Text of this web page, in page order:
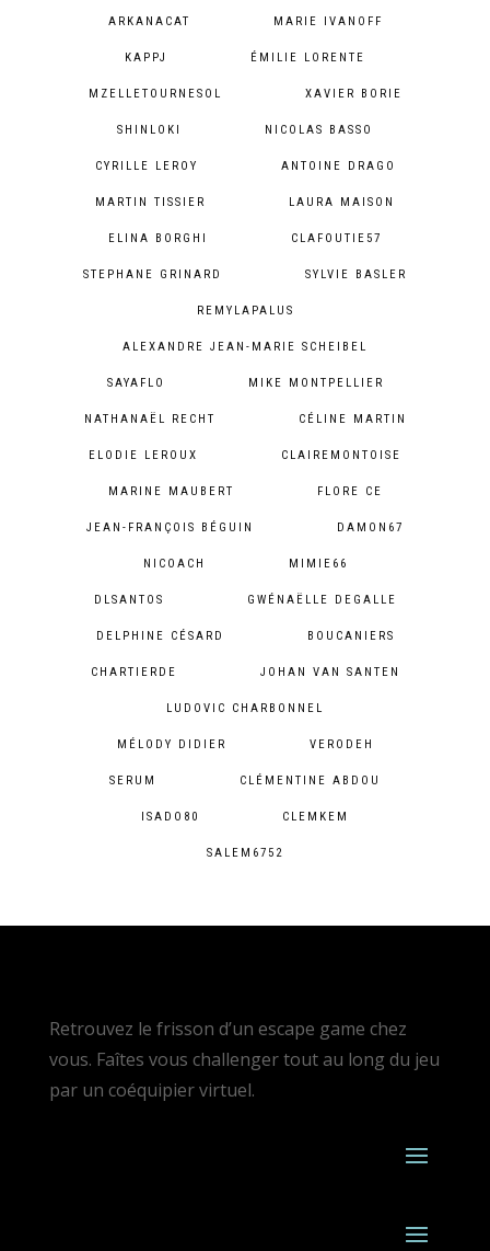
ARKANACAT MARIE IVANOFF
KAPPJ ÉMILIE LORENTE
MZELLETOURNESOL XAVIER BORIE
SHINLOKI NICOLAS BASSO
CYRILLE LEROY ANTOINE DRAGO
MARTIN TISSIER LAURA MAISON
ELINA BORGHI CLAFOUTIE57
STEPHANE GRINARD SYLVIE BASLER
REMYLAPALUS
ALEXANDRE JEAN-MARIE SCHEIBEL
SAYAFLO MIKE MONTPELLIER
NATHANAËL RECHT CÉLINE MARTIN
ELODIE LEROUX CLAIREMONTOISE
MARINE MAUBERT FLORE CE
JEAN-FRANÇOIS BÉGUIN DAMON67
NICOACH MIMIE66
DLSANTOS GWÉNAËLLE DEGALLE
DELPHINE CÉSARD BOUCANIERS
CHARTIERDE JOHAN VAN SANTEN
LUDOVIC CHARBONNEL
MÉLODY DIDIER VERODEH
SERUM CLÉMENTINE ABDOU
ISADO80 CLEMKEM
SALEM6752
Retrouvez le frisson d’un escape game chez
vous. Faîtes vous challenger tout au long du jeu
par un coéquipier virtuel.